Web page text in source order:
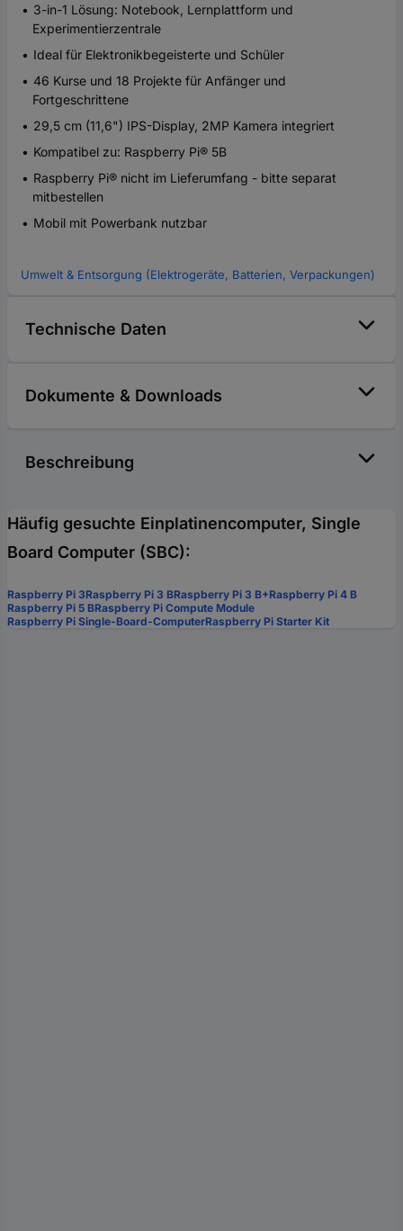
3-in-1 Lösung: Notebook, Lernplattform und
Experimentierzentrale
Ideal für Elektronikbegeisterte und Schüler
46 Kurse und 18 Projekte für Anfänger und
Fortgeschrittene
29,5 cm (11,6") IPS-Display, 2MP Kamera integriert
Kompatibel zu: Raspberry Pi® 5B
Raspberry Pi® nicht im Lieferumfang - bitte separat
mitbestellen
Mobil mit Powerbank nutzbar
Umwelt & Entsorgung (Elektrogeräte, Batterien, Verpackungen)
Technische Daten
Dokumente & Downloads
Beschreibung
Häufig gesuchte Einplatinencomputer, Single
Board Computer (SBC):
Raspberry Pi 3Raspberry Pi 3 BRaspberry Pi 3 B+Raspberry Pi 4 B
Raspberry Pi 5 BRaspberry Pi Compute Module
Raspberry Pi Single-Board-ComputerRaspberry Pi Starter Kit